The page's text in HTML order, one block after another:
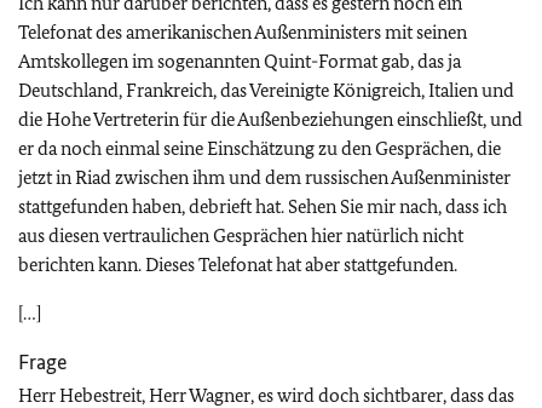
Telefonat des amerikanischen Außenministers mit seinen
Amtskollegen im sogenannten Quint-Format gab, das ja
Deutschland, Frankreich, das Vereinigte Königreich, Italien und
die Hohe Vertreterin für die Außenbeziehungen einschließt, und
er da noch einmal seine Einschätzung zu den Gesprächen, die
jetzt in Riad zwischen ihm und dem russischen Außenminister
stattgefunden haben, debrieft hat. Sehen Sie mir nach, dass ich
aus diesen vertraulichen Gesprächen hier natürlich nicht
berichten kann. Dieses Telefonat hat aber stattgefunden.
[…]
Frage
Herr Hebestreit, Herr Wagner, es wird doch sichtbarer, dass das